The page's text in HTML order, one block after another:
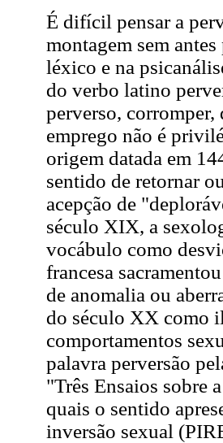
É difícil pensar a
montagem sem
léxico e na
do verbo latino
perverso, corromper,
emprego não é
origem datada em
sentido de retornar
acepção de
século XIX, a
vocábulo como
francesa
de anomalia ou
do século XX como
comportamentos
palavra perversão
"Três Ensaios sobre
quais o sentido
inversão sexual